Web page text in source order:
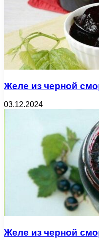
Желе из черной
03.12.2024
Желе из черной